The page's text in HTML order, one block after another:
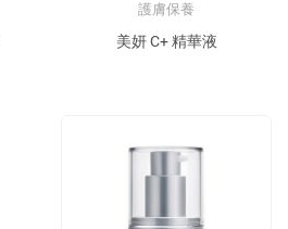
護膚保養
美妍 C+ 精華液